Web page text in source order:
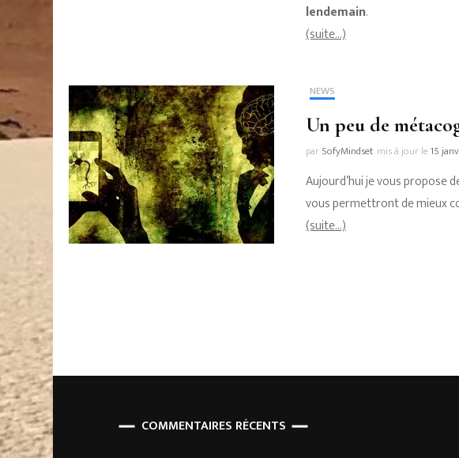
lendemain.
(suite…)
NEWS
Un peu de
parSofyMindset mis à jour le15
Aujourd’hui je vous propose
vous permettront de mieux
(suite…)
COMMENTAIRES RÉCENTS